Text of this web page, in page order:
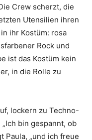
Crew scherzt, die
Utensilien ihren
ihr Kostüm: rosa
Rock und
ist das Kostüm kein
in die Rolle zu
lockern zu Techno-
bin gespannt, ob
Paula, „und ich freue